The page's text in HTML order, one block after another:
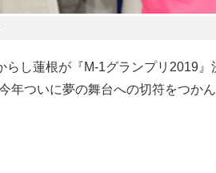
し蓮根が『M-1グランプリ2019
年ついに夢の舞台への切符をつか